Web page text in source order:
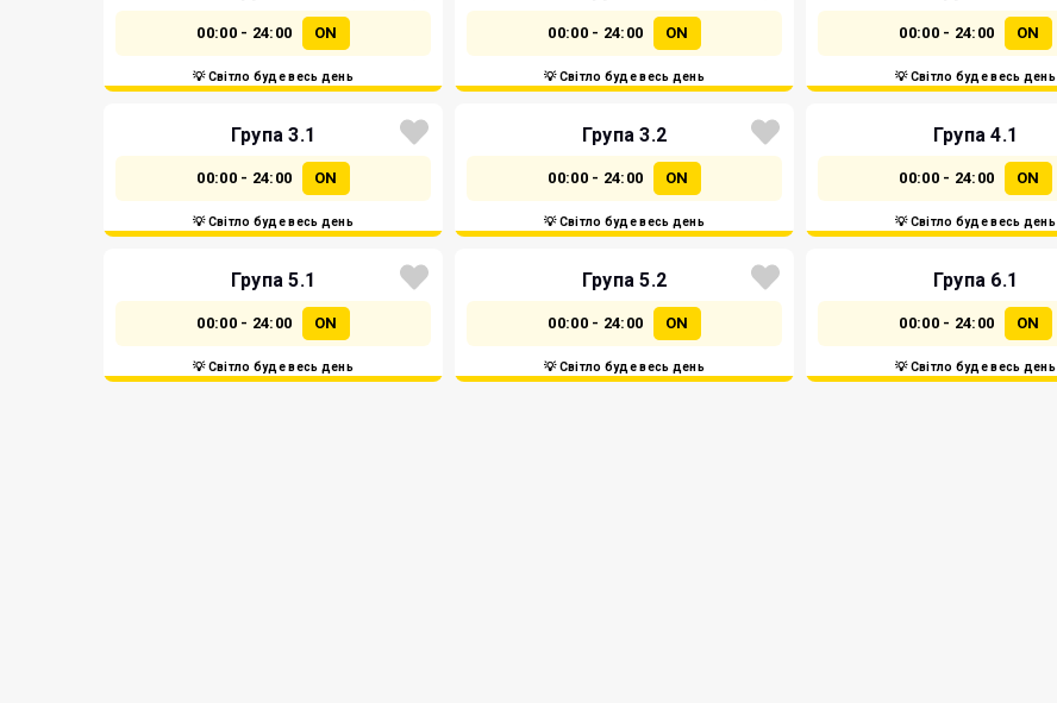
00:00 - 24:00 ON
💡 Світло буде весь день
00:00 - 24:00 ON
💡 Світло буде весь день
00:00 - 24:00 ON
💡 Світло буде весь день
Група 3.1
00:00 - 24:00 ON
💡 Світло буде весь день
Група 3.2
00:00 - 24:00 ON
💡 Світло буде весь день
Група 4.1
00:00 - 24:00 ON
💡 Світло буде весь день
Група 5.1
00:00 - 24:00 ON
💡 Світло буде весь день
Група 5.2
00:00 - 24:00 ON
💡 Світло буде весь день
Група 6.1
00:00 - 24:00 ON
💡 Світло буде весь день